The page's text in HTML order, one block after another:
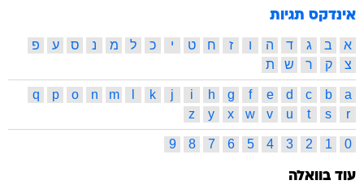
אינדקס תגיות
א ב ג ד ה ו ז ח ט י כ ל מ נ ס ע
פ
צ
ק ר ש ת
a
b
c
d
e
f
g
h
i
j
k
m
n
o
p
q
r
s
t
u
v
w
x
y
z
0
1
2
3
4
5
6
7
8
9
עוד בוואלה